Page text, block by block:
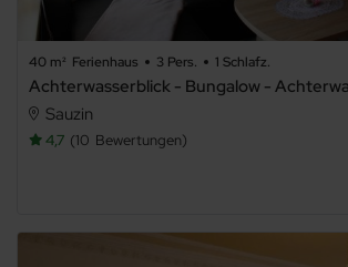
40 m² Ferienhaus 3 Pers. 1 Schlafz.
Achterwasserblick - Bungalow -
Sauzin
4,7 10 Bewertungen